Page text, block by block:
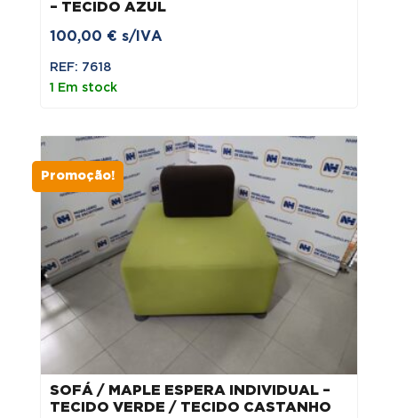
– TECIDO AZUL
100,00 € s/IVA
REF: 7618
1 Em stock
Promoção!
SOFÁ / MAPLE ESPERA INDIVIDUAL –
TECIDO VERDE / TECIDO CASTANHO